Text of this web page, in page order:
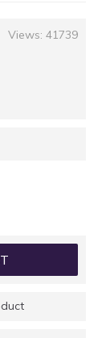
Views: 41739